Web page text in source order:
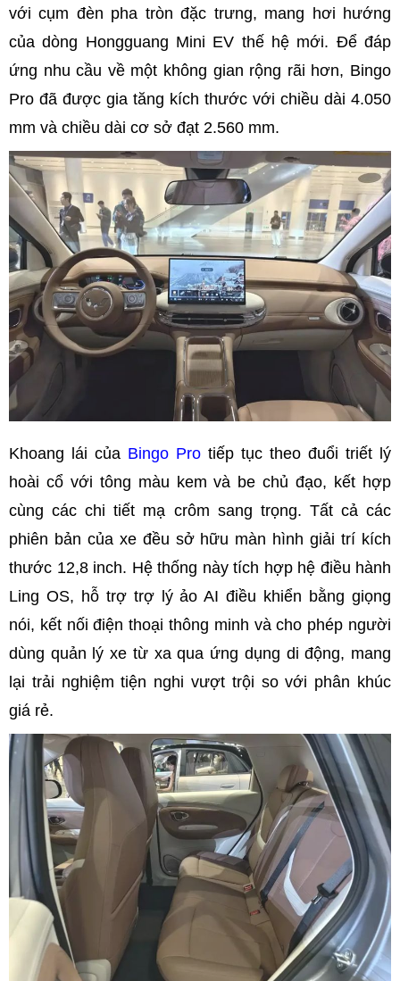
với cụm đèn pha tròn đặc trưng, mang hơi hướng
của dòng Hongguang Mini EV thế hệ mới. Để đáp
ứng nhu cầu về một không gian rộng rãi hơn, Bingo
Pro đã được gia tăng kích thước với chiều dài 4.050
mm và chiều dài cơ sở đạt 2.560 mm.
Khoang lái của Bingo Pro tiếp tục theo đuổi triết lý
hoài cổ với tông màu kem và be chủ đạo, kết hợp
cùng các chi tiết mạ crôm sang trọng. Tất cả các
phiên bản của xe đều sở hữu màn hình giải trí kích
thước 12,8 inch. Hệ thống này tích hợp hệ điều hành
Ling OS, hỗ trợ trợ lý ảo AI điều khiển bằng giọng
nói, kết nối điện thoại thông minh và cho phép người
dùng quản lý xe từ xa qua ứng dụng di động, mang
lại trải nghiệm tiện nghi vượt trội so với phân khúc
giá rẻ.